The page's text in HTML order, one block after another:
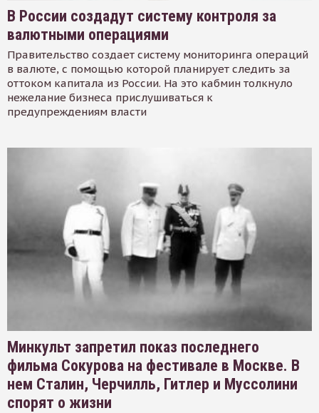
В России создадут систему контроля за
валютными операциями
Правительство создает систему мониторинга операций
в валюте, с помощью которой планирует следить за
оттоком капитала из России. На это кабмин толкнуло
нежелание бизнеса прислушиваться к
предупреждениям власти
Минкульт запретил показ последнего
фильма Сокурова на фестивале в Москве. В
нем Сталин, Черчилль, Гитлер и Муссолини
спорят о жизни